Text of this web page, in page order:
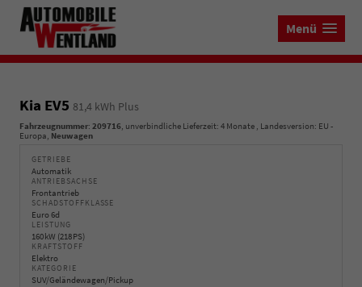
Menü
Kia EV5 81,4 kWh Plus
Fahrzeugnummer: 209716, unverbindliche Lieferzeit: 4 Monate , Landesversion: EU -
Europa, Neuwagen
GETRIEBE
Automatik
ANTRIEBSACHSE
Frontantrieb
SCHADSTOFFKLASSE
Euro 6d
LEISTUNG
160 kW (218 PS)
KRAFTSTOFF
Elektro
KATEGORIE
SUV/Geländewagen/Pickup